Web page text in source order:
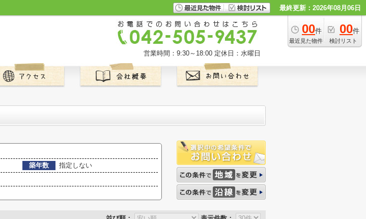
最終更新：2026年08月06日
00件
最近見た物件
00件
検討リスト
営業時間：9:30～18:00 定休日：水曜日
築年数
指定しない